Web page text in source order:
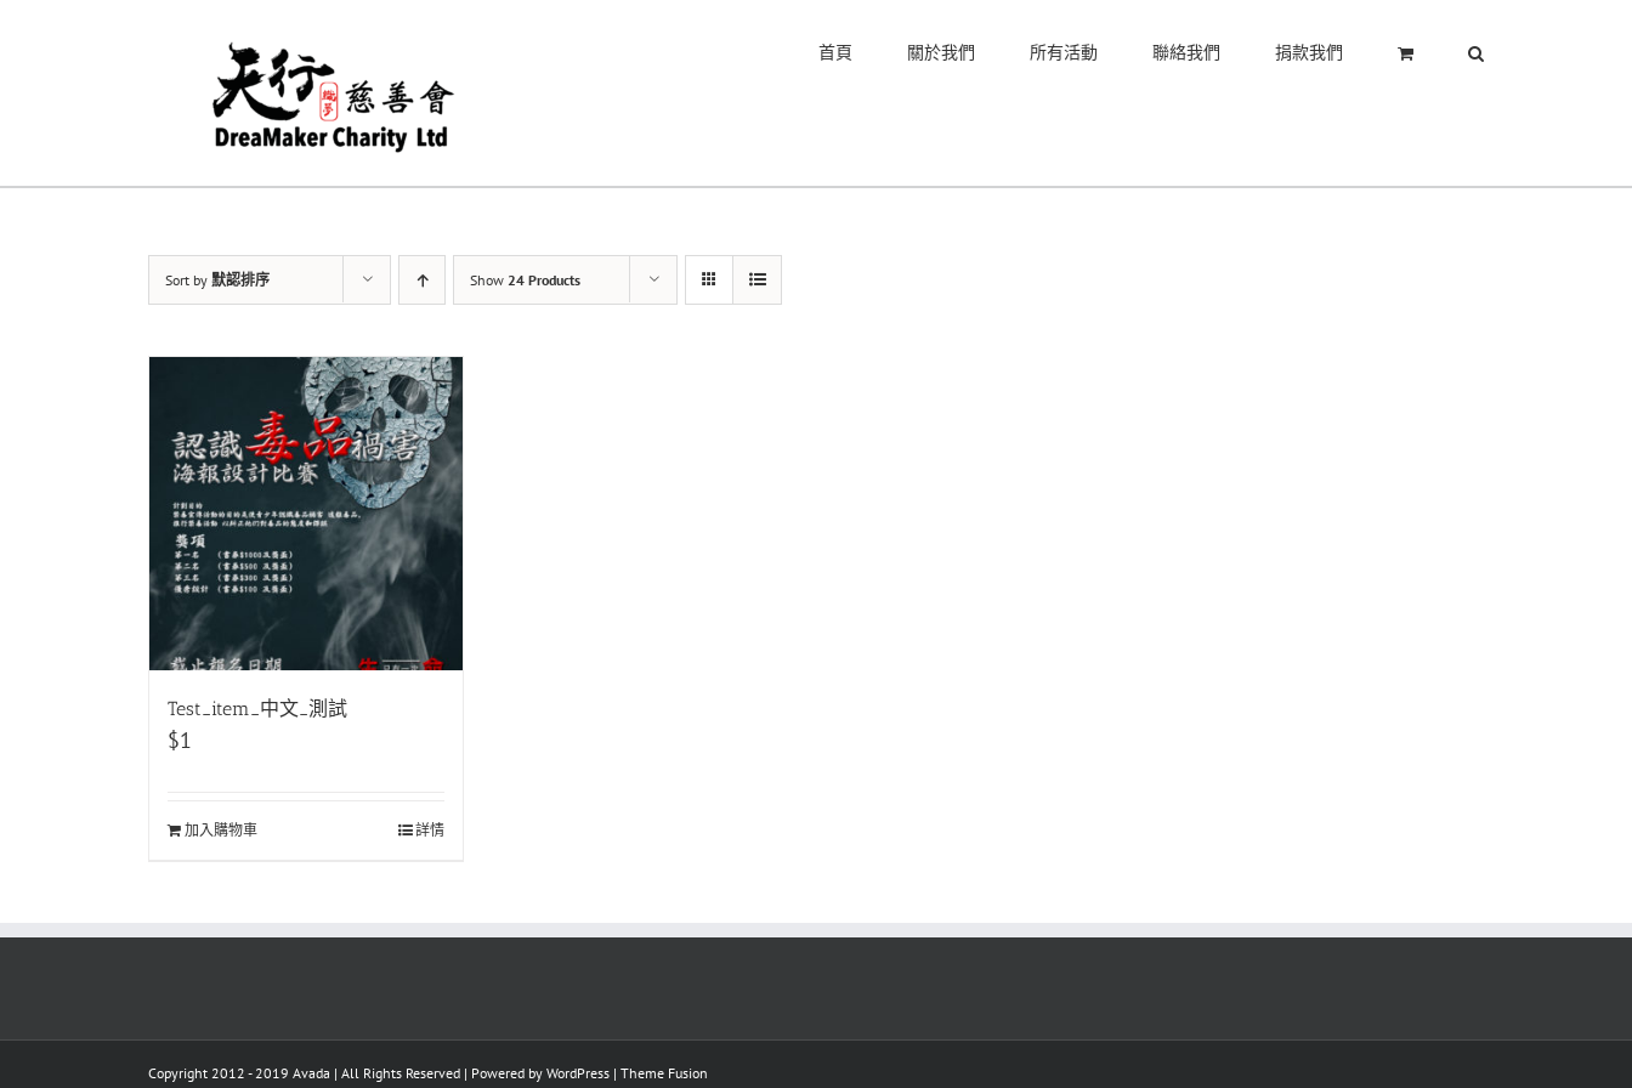
首頁 關於我們 所有活動 聯絡我們 捐款我們
Sort by 默認排序 Show 24 Products
Test_item_中文_測試
$1
加入購物車 詳情
Copyright 2012 - 2019 Avada | All Rights Reserved | Powered by WordPress | Theme Fusion